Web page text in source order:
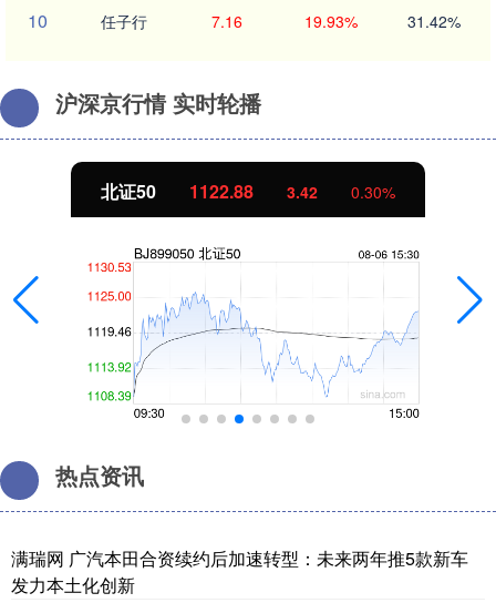
10 任子行 7.16 19.93% 31.42%
沪深京行情 实时轮播
北证50 1122.88 3.42 0.30%
热点资讯
满瑞网 广汽本田合资续约后加速转型：未来两年推5款新车
发力本土化创新